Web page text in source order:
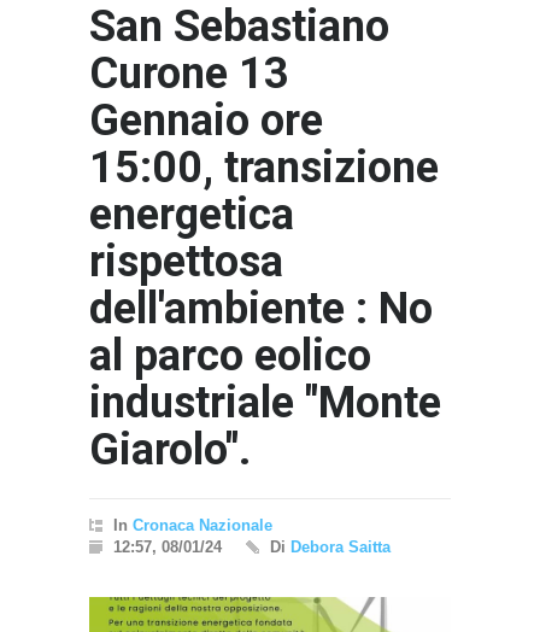
San Sebastiano
Curone 13
Gennaio ore
15:00, transizione
energetica
rispettosa
dell'ambiente : No
al parco eolico
industriale "Monte
Giarolo".
In Cronaca Nazionale
12:57, 08/01/24
Di Debora Saitta